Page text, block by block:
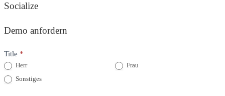
Socialize
Demo anfordern
Title *
Herr
Frau
Sonstiges